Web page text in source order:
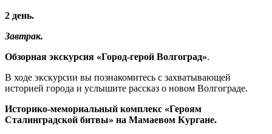
2 день.
Завтрак.
Обзорная экскурсия «Город-герой Волгоград».
В ходе экскурсии вы познакомитесь с захватывающей
историей города и услышите рассказ о новом Волгограде.
Историко-мемориальный комплекс «Героям
Сталинградской битвы» на Мамаевом Кургане.